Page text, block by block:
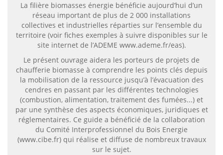
La filière biomasses énergie bénéficie aujourd’hui d’un
réseau important de plus de 2 000 installations
collectives et industrielles réparties sur l’ensemble du
territoire (voir fiches exemples à suivre disponibles sur le
site internet de l’ADEME www.ademe.fr/eas).
Le présent ouvrage aidera les porteurs de projets de
chaufferie biomasse à comprendre les points clés depuis
la mobilisation de la ressource jusqu’à l’évacuation des
cendres en passant par les différentes technologies
(combustion, alimentation, traitement des fumées...) et
par une synthèse des aspects économiques, juridiques et
réglementaires. Ce guide a bénéficié de la collaboration
du Comité Interprofessionnel du Bois Energie
(www.cibe.fr) qui réalise et diffuse de nombreux travaux
sur le sujet.